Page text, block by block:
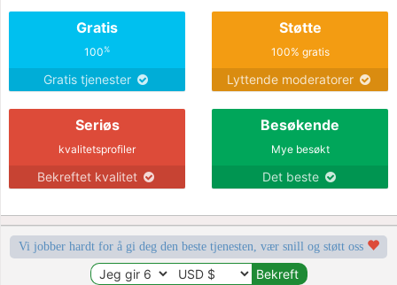
Gratis
100%
Gratis tjenester
Støtte
100% gratis
Lyttende moderatorer
Seriøs
kvalitetsprofiler
Bekreftet kvalitet
Besøkende
Mye besøkt
Det beste
Vi jobber hardt for å gi deg den beste tjenesten, vær snill og støtt oss